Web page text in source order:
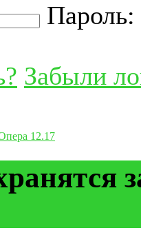
Пароль:
Забыли
12.17